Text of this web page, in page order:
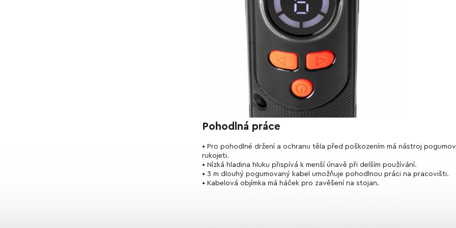
Pohodlná práce
• Pro pohodlné držení a ochranu těla před poškozením má nástroj
rukojeti.
• Nízká hladina hluku přispívá k menší únavě při delším používání.
• 3 m dlouhý pogumovaný kabel umožňuje pohodlnou práci na pracovišti.
• Kabelová objímka má háček pro zavěšení na stojan.